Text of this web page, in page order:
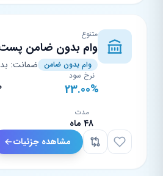
متنوع
وام بدون ضامن
وام بدون ضامن ضمانت:
نرخ سود
23.00%
مدت
48 ماه
مشاهده جزئیات